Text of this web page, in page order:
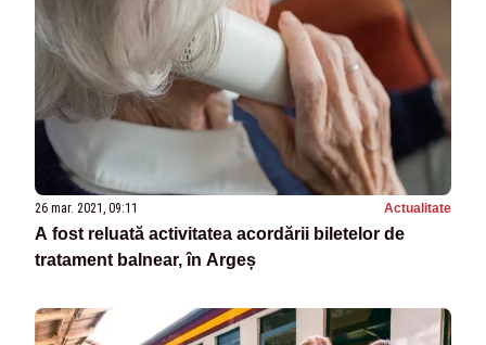
26 mar. 2021, 09:11 Actualitate
A fost reluată activitatea acordării biletelor de
tratament balnear, în Argeș